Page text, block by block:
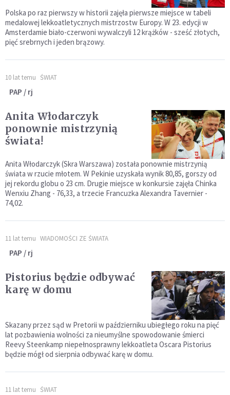
Polska po raz pierwszy w historii zajęła pierwsze miejsce w tabeli
medalowej lekkoatletycznych mistrzostw Europy. W 23. edycji w
Amsterdamie biało-czerwoni wywalczyli 12 krążków - sześć złotych,
pięć srebrnych i jeden brązowy.
10 lat temu ŚWIAT
PAP / rj
Anita Włodarczyk
ponownie mistrzynią
świata!
Anita Włodarczyk (Skra Warszawa) została ponownie mistrzynią
świata w rzucie młotem. W Pekinie uzyskała wynik 80,85, gorszy od
jej rekordu globu o 23 cm. Drugie miejsce w konkursie zajęła Chinka
Wenxiu Zhang - 76,33, a trzecie Francuzka Alexandra Tavernier -
74,02.
11 lat temu WIADOMOŚCI ZE ŚWIATA
PAP / rj
Pistorius będzie odbywać
karę w domu
Skazany przez sąd w Pretorii w październiku ubiegłego roku na pięć
lat pozbawienia wolności za nieumyślne spowodowanie śmierci
Reevy Steenkamp niepełnosprawny lekkoatleta Oscara Pistorius
będzie mógł od sierpnia odbywać karę w domu.
11 lat temu ŚWIAT